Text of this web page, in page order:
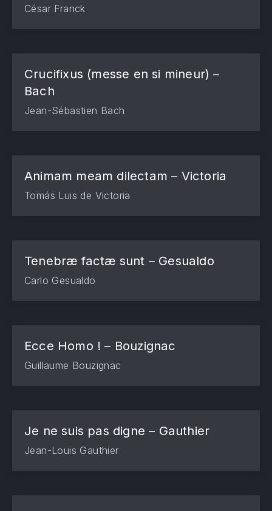
César Franck
Crucifixus (messe en si mineur) –
Bach
Jean-Sébastien Bach
Animam meam dilectam – Victoria
Tomás Luis de Victoria
Tenebræ factæ sunt – Gesualdo
Carlo Gesualdo
Ecce Homo ! – Bouzignac
Guillaume Bouzignac
Je ne suis pas digne – Gauthier
Jean-Louis Gauthier